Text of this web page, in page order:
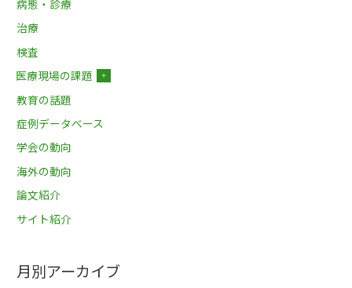
病態・診療
治療
検査
医療現場の課題
＋
教育の話題
症例データベース
学会の動向
海外の動向
論文紹介
サイト紹介
月別アーカイブ